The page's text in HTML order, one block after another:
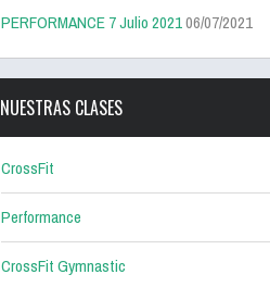
PERFORMANCE 7 Julio 202106/07/2021
NUESTRAS CLASES
CrossFit
Performance
CrossFit Gymnastic